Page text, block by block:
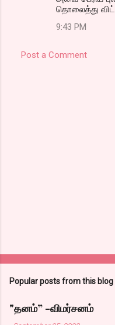
தொலைத்து
9:43 PM
Post a Comment
Popular posts from this blog
"தனம்” -விமர்சனம்